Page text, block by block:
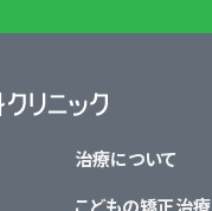
治療について
こどもの矯正治療